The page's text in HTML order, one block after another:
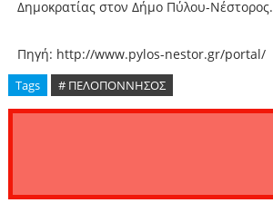
Δημοκρατίας στον Δήμο Πύλου-Νέστορος.
Πηγή: http://www.pylos-nestor.gr/portal/
Tags # ΠΕΛΟΠΟΝΝΗΣΟΣ